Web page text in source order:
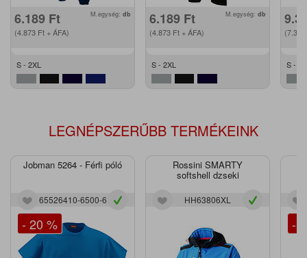
6.189 Ft
(4.873 Ft + ÁFA)
M.egység: db
S - 2XL
6.189 Ft
(4.873 Ft + ÁFA)
M.egység: db
S - 2XL
(7.364
S -
LEGNÉPSZERŰBB TERMÉKEINK
Jobman 5264 - Férfi póló
65526410-6500-6
- 20 %
Rossini SMARTY
softshell dzseki
HH63806XL
-